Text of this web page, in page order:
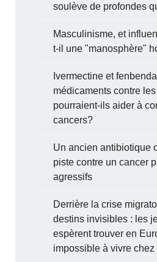
soulève de profondes
Masculinisme, et
t-il une "manosphère"
Ivermectine et
médicaments contre
pourraient-ils aider à
cancers?
Un ancien antibiotique
piste contre un cancer
agressifs
Derrière la crise
destins invisibles : les
espèrent trouver en
impossible à vivre chez